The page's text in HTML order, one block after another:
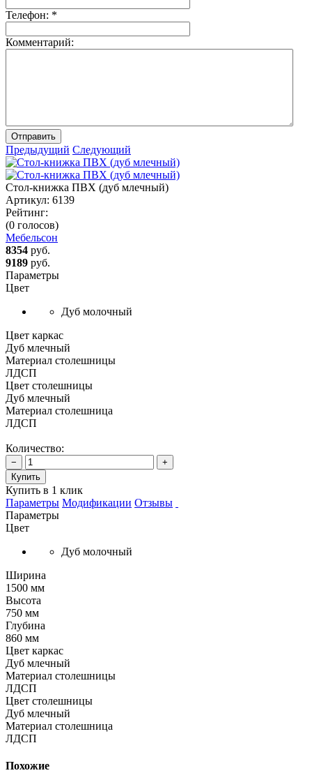
Телефон: *
Комментарий:
Отправить
Предыдущий Следующий
Стол-книжка ПВХ (дуб млечный)
Артикул: 6139
Рейтинг:
(0 голосов)
Мебельсон
8354 руб.
9189 руб.
Параметры
Цвет
Дуб молочный
Цвет каркас
Дуб млечный
Материал столешницы
ЛДСП
Цвет столешницы
Дуб млечный
Материал столешница
ЛДСП
Количество:
−
+
Купить
Купить в 1 клик
Параметры Модификации Отзывы
Параметры
Цвет
Дуб молочный
Ширина
1500 мм
Высота
750 мм
Глубина
860 мм
Цвет каркас
Дуб млечный
Материал столешницы
ЛДСП
Цвет столешницы
Дуб млечный
Материал столешница
ЛДСП
Похожие